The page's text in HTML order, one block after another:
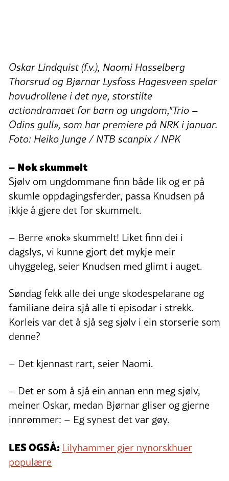
Oskar Lindquist (f.v.), Naomi Hasselberg
Thorsrud og Bjørnar Lysfoss Hagesveen spelar
hovudrollene i det nye, storstilte
actiondramaet for barn og ungdom,"Trio –
Odins gull», som har premiere på NRK i januar.
Foto: Heiko Junge / NTB scanpix / NPK
– Nok skummelt
Sjølv om ungdommane finn både lik og er på
skumle oppdagingsferder, passa Knudsen på
ikkje å gjere det for skummelt.
– Berre «nok» skummelt! Liket finn dei i
dagslys, vi kunne gjort det mykje meir
uhyggeleg, seier Knudsen med glimt i auget.
Søndag fekk alle dei unge skodespelarane og
familiane deira sjå alle ti episodar i strekk.
Korleis var det å sjå seg sjølv i ein storserie som
denne?
– Det kjennast rart, seier Naomi.
– Det er som å sjå ein annan enn meg sjølv,
meiner Oskar, medan Bjørnar gliser og gjerne
innrømmer: – Eg synest det var gøy.
LES OGSÅ: Lilyhammer gjer nynorskhuer
populære